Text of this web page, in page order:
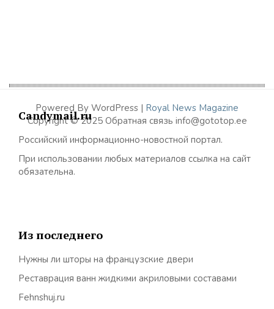
Candymail.ru
Российский информационно-новостной портал.
При использовании любых материалов ссылка на сайт
обязательна.
Из последнего
Нужны ли шторы на французские двери
Реставрация ванн жидкими акриловыми составами
Fehnshuj.ru
Powered By WordPress | Royal News Magazine
Copyright © 2025 Обратная связь info@gototop.ee